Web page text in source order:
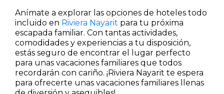
Anímate a explorar las opciones de hoteles todo
incluido en Riviera Nayarit para tu próxima
escapada familiar. Con tantas actividades,
comodidades y experiencias a tu disposición,
estás seguro de encontrar el lugar perfecto
para unas vacaciones familiares que todos
recordarán con cariño. ¡Riviera Nayarit te espera
para ofrecerte unas vacaciones familiares llenas